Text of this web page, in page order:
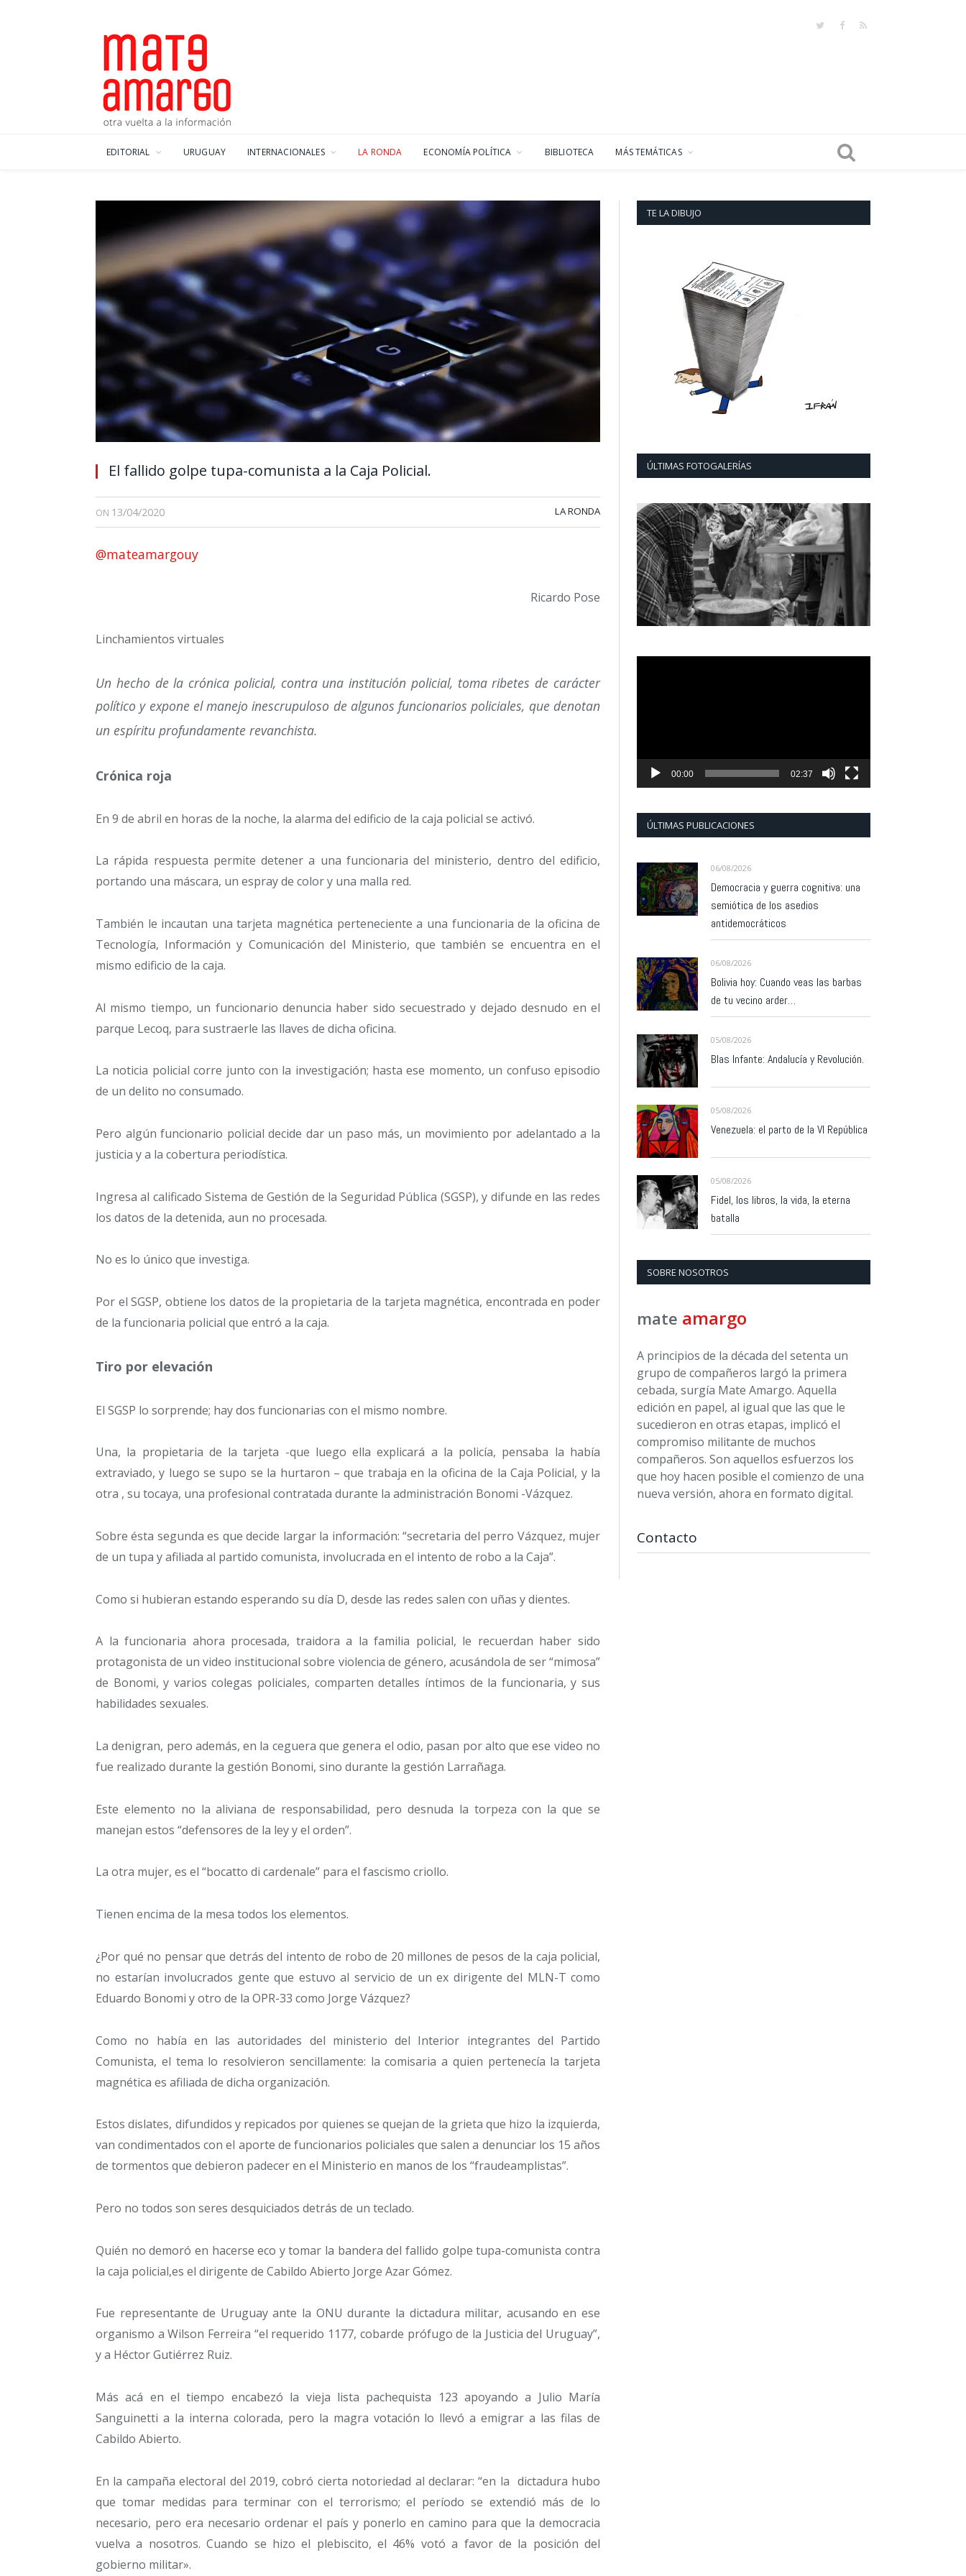
TwitterFacebook
RSS
EDITORIAL URUGUAY INTERNACIONALES LA RONDA ECONOMÍA POLÍTICA BIBLIOTECA MÁS TEMÁTICAS
El fallido golpe tupa-comunista a la Caja Policial.
ON 13/04/2020 LA RONDA
@mateamargouy
Ricardo Pose
Linchamientos virtuales
Un hecho de la crónica policial, contra una institución policial, toma ribetes de carácter
político y expone el manejo inescrupuloso de algunos funcionarios policiales, que denotan
un espíritu profundamente revanchista.
Crónica roja
En 9 de abril en horas de la noche, la alarma del edificio de la caja policial se activó.
La rápida respuesta permite detener a una funcionaria del ministerio, dentro del edificio,
portando una máscara, un espray de color y una malla red.
También le incautan una tarjeta magnética perteneciente a una funcionaria de la oficina de
Tecnología, Información y Comunicación del Ministerio, que también se encuentra en el
mismo edificio de la caja.
Al mismo tiempo, un funcionario denuncia haber sido secuestrado y dejado desnudo en el
parque Lecoq, para sustraerle las llaves de dicha oficina.
La noticia policial corre junto con la investigación; hasta ese momento, un confuso episodio
de un delito no consumado.
Pero algún funcionario policial decide dar un paso más, un movimiento por adelantado a la
justicia y a la cobertura periodística.
Ingresa al calificado Sistema de Gestión de la Seguridad Pública (SGSP), y difunde en las redes
los datos de la detenida, aun no procesada.
No es lo único que investiga.
Por el SGSP, obtiene los datos de la propietaria de la tarjeta magnética, encontrada en poder
de la funcionaria policial que entró a la caja.
Tiro por elevación
El SGSP lo sorprende; hay dos funcionarias con el mismo nombre.
Una, la propietaria de la tarjeta -que luego ella explicará a la policía, pensaba la había
extraviado, y luego se supo se la hurtaron – que trabaja en la oficina de la Caja Policial, y la
otra , su tocaya, una profesional contratada durante la administración Bonomi -Vázquez.
Sobre ésta segunda es que decide largar la información: “secretaria del perro Vázquez, mujer
de un tupa y afiliada al partido comunista, involucrada en el intento de robo a la Caja”.
Como si hubieran estando esperando su día D, desde las redes salen con uñas y dientes.
A la funcionaria ahora procesada, traidora a la familia policial, le recuerdan haber sido
protagonista de un video institucional sobre violencia de género, acusándola de ser “mimosa”
de Bonomi, y varios colegas policiales, comparten detalles íntimos de la funcionaria, y sus
habilidades sexuales.
La denigran, pero además, en la ceguera que genera el odio, pasan por alto que ese video no
fue realizado durante la gestión Bonomi, sino durante la gestión Larrañaga.
Este elemento no la aliviana de responsabilidad, pero desnuda la torpeza con la que se
manejan estos “defensores de la ley y el orden”.
La otra mujer, es el “bocatto di cardenale” para el fascismo criollo.
Tienen encima de la mesa todos los elementos.
¿Por qué no pensar que detrás del intento de robo de 20 millones de pesos de la caja policial,
no estarían involucrados gente que estuvo al servicio de un ex dirigente del MLN-T como
Eduardo Bonomi y otro de la OPR-33 como Jorge Vázquez?
Como no había en las autoridades del ministerio del Interior integrantes del Partido
Comunista, el tema lo resolvieron sencillamente: la comisaria a quien pertenecía la tarjeta
magnética es afiliada de dicha organización.
Estos dislates, difundidos y repicados por quienes se quejan de la grieta que hizo la izquierda,
van condimentados con el aporte de funcionarios policiales que salen a denunciar los 15 años
de tormentos que debieron padecer en el Ministerio en manos de los “fraudeamplistas”.
Pero no todos son seres desquiciados detrás de un teclado.
Quién no demoró en hacerse eco y tomar la bandera del fallido golpe tupa-comunista contra
la caja policial,es el dirigente de Cabildo Abierto Jorge Azar Gómez.
Fue representante de Uruguay ante la ONU durante la dictadura militar, acusando en ese
organismo a Wilson Ferreira “el requerido 1177, cobarde prófugo de la Justicia del Uruguay”,
y a Héctor Gutiérrez Ruiz.
Más acá en el tiempo encabezó la vieja lista pachequista 123 apoyando a Julio María
Sanguinetti a la interna colorada, pero la magra votación lo llevó a emigrar a las filas de
Cabildo Abierto.
En la campaña electoral del 2019, cobró cierta notoriedad al declarar: “en la dictadura hubo
que tomar medidas para terminar con el terrorismo; el período se extendió más de lo
necesario, pero era necesario ordenar el país y ponerlo en camino para que la democracia
vuelva a nosotros. Cuando se hizo el plebiscito, el 46% votó a favor de la posición del
gobierno militar».
TE LA DIBUJO
ÚLTIMAS FOTOGALERÍAS
00:00 02:37
ÚLTIMAS PUBLICACIONES
06/08/2026
Democracia y guerra cognitiva: una
semiótica de los asedios
antidemocráticos
06/08/2026
Bolivia hoy: Cuando veas las barbas
de tu vecino arder…
05/08/2026
Blas Infante: Andalucía y Revolución.
05/08/2026
Venezuela: el parto de la VI República
05/08/2026
Fidel, los libros, la vida, la eterna
batalla
SOBRE NOSOTROS
mate amargo
A principios de la década del setenta un
grupo de compañeros largó la primera
cebada, surgía Mate Amargo. Aquella
edición en papel, al igual que las que le
sucedieron en otras etapas, implicó el
compromiso militante de muchos
compañeros. Son aquellos esfuerzos los
que hoy hacen posible el comienzo de una
nueva versión, ahora en formato digital.
Contacto